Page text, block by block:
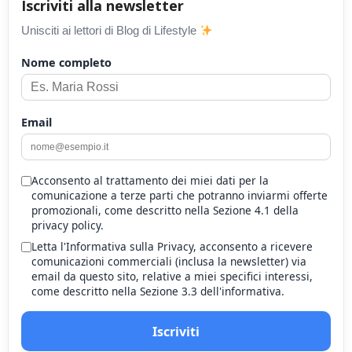
Iscriviti alla newsletter
Unisciti ai lettori di Blog di Lifestyle
Nome completo
Email
Acconsento al trattamento dei miei dati per la
comunicazione a terze parti che potranno inviarmi offerte
promozionali, come descritto nella Sezione 4.1 della
privacy policy.
Letta l'Informativa sulla Privacy, acconsento a ricevere
comunicazioni commerciali (inclusa la newsletter) via
email da questo sito, relative a miei specifici interessi,
come descritto nella Sezione 3.3 dell'informativa.
Iscriviti